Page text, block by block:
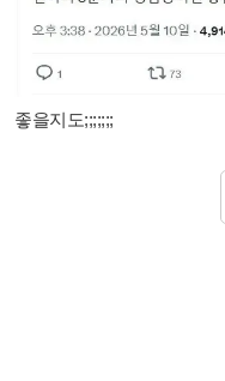
좋을지도;;;;;;;